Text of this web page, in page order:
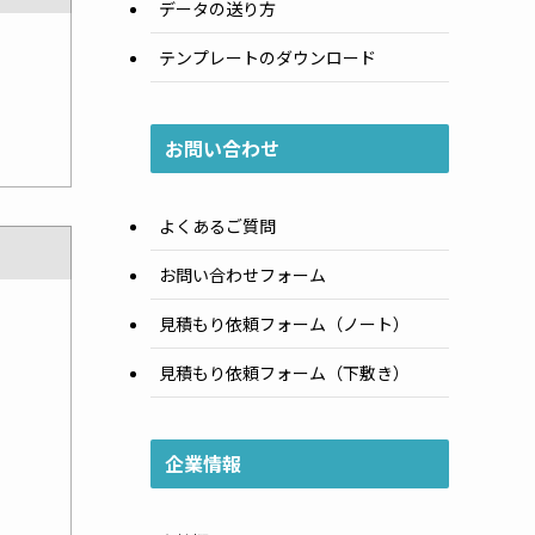
データの送り方
テンプレートのダウンロード
お問い合わせ
よくあるご質問
お問い合わせフォーム
見積もり依頼フォーム（ノート）
見積もり依頼フォーム（下敷き）
企業情報